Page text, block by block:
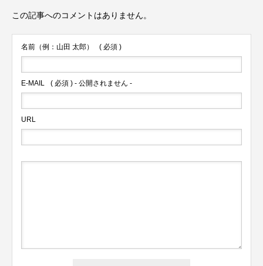
この記事へのコメントはありません。
名前（例：山田 太郎） ( 必須 )
E-MAIL ( 必須 ) - 公開されません -
URL